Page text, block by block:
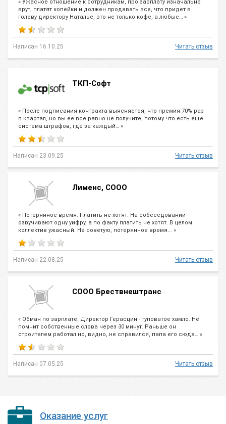
« Ужасное отношение к сотрудникам, про зарплату изначально
врут, платят копейки и должен продавать все, что придет в
голову директору Наталье, это не только кофе, а любые… »
Написан 16.10.25 Читать отзыв
ТКП-Софт
« После подписания контракта выясняется, что премия 70% раз
в квартал, но вы ее все равно не получите, потому что есть еще
система штрафов, где за каждый… »
Написан 23.09.25 Читать отзыв
Лименс, СООО
« Потерянное время. Платить не хотят. На собеседовании
озвучивают одну уифру, а по факту платить не хотят. В целом
коллектив ужасный. Не советую, потерянное время... »
Написан 22.08.25 Читать отзыв
СООО Брествнештранс
« Обман по зарплате. Директор Герасцин - туповатое хамло. Не
помнит собственные слова через 30 минут. Раньше он
строителем работал но, видно, не справился, папа его сюда… »
Написан 07.05.25 Читать отзыв
Оказание услуг